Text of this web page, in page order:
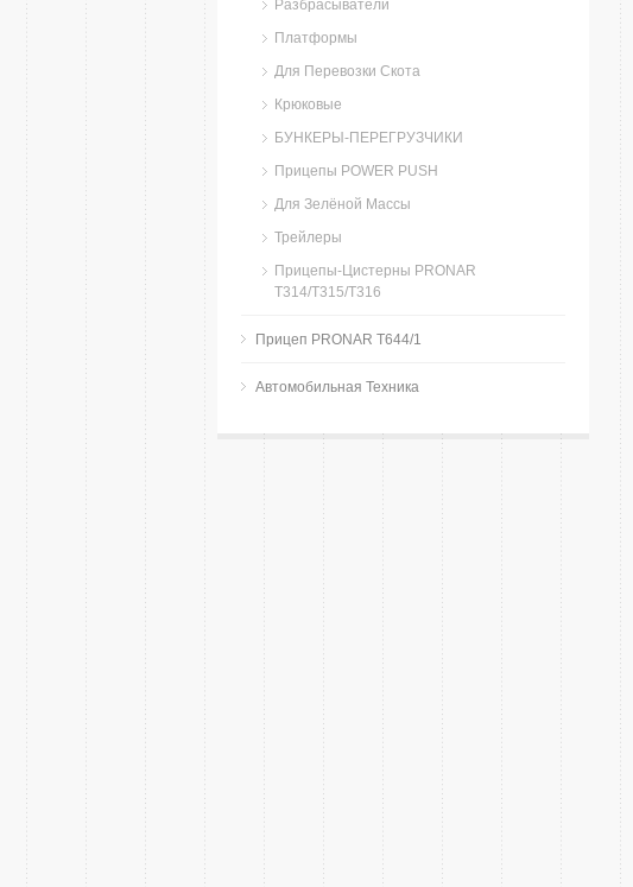
Разбрасыватели
Платформы
Для Перевозки Скота
Крюковые
БУНКЕРЫ-ПЕРЕГРУЗЧИКИ
Прицепы POWER PUSH
Для Зелёной Массы
Трейлеры
Прицепы-Цистерны PRONAR
T314/T315/T316
Прицеп PRONAR T644/1
Автомобильная Техника